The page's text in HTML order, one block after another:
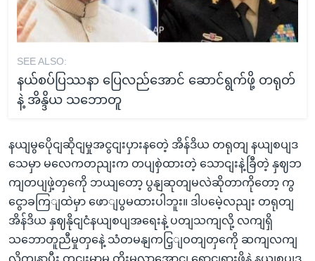
SEE ALSO:
နယ်စပ်ပြဿနာ ပြေလည်အောင် ဆောင်ရွက်ဖို့ တရုတ်
နဲ့ အိန္ဒိယ သဘောတူ
နယျမွပေိုငျဆိုငျမှုအငွငျးပှားနတေဲ့ အိန်ဒိယ တရုတျ နယျစပျဒ
သေမှာ မလေကတညျးက တပျစှဲထားတဲ့ သောငျးနဲ့ခြီတဲ့ နှဈဘ
ကျတပျဖှဲ့တှကေို ဘယျတော့ ပွနျဆုတျမလဲဆိုတာကိုတော့ ကွ
ငွောခကြျထဲမှာ ဖောျပွမထားပါဘူး။ ဒါပမေဲ့လညျး တရုတျ
အိန်ဒိယ နှဈနိုငျငံနယျစပျအရေးနဲ့ ပတျသကျလို့ လကျရှိ
သဘောတူညီမှုတှနေဲ့ သံတမနျကငြ့ျဝတျတှကေို ဆကျလကျ
လိုကျနာပွီး တငျးမာမှု တိုးမလာအောငျ ရှောငျရှားဖို့နဲ့ နယျစပျဒ